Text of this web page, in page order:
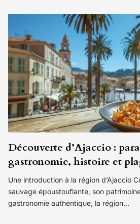
Découverte d’Ajaccio :
gastronomie, histoire et
Une introduction à la région d’Ajaccio
sauvage époustouflante, son
gastronomie authentique, la région…